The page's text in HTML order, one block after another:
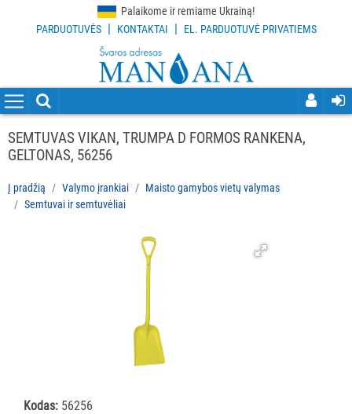
Palaikome ir remiame Ukrainą!
PARDUOTUVĖS | KONTAKTAI | EL. PARDUOTUVĖ PRIVATIEMS
VALYMO
PRIEMONĖS
VALYMO
Visi
kempinės,
SEMTUVAS VIKAN, TRUMPA D FORMOS RANKENA,
GELTONAS, 56256
Į pradžią Valymo įrankiai
Maisto gamybos vietų valymas
Semtuvai ir semtuvėliai
Kodas: 56256